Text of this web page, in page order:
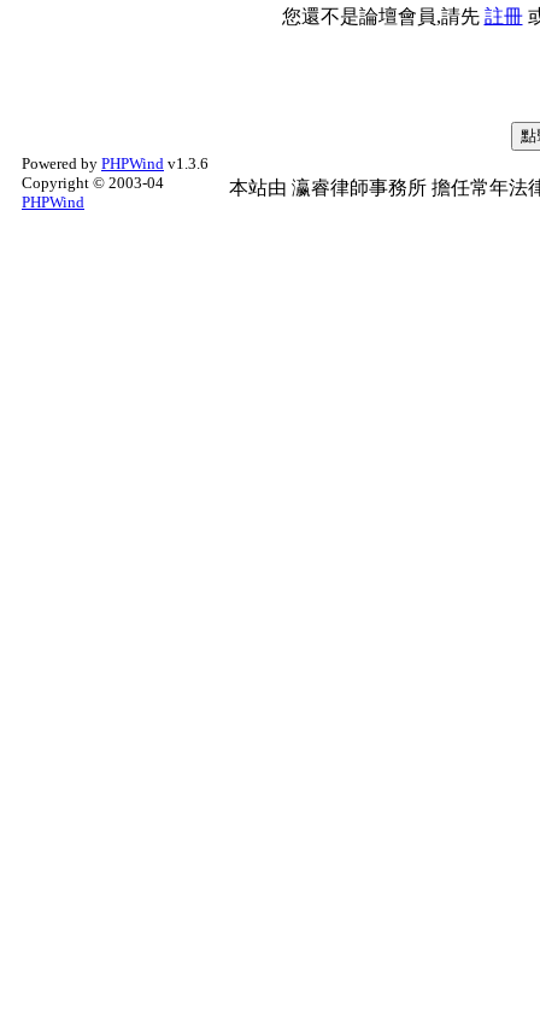
您還不是論壇會員,請先 註冊
Powered by PHPWind v1.3.6
Copyright © 2003-04
PHPWind
本站由 瀛睿律師事務所 擔任常年法